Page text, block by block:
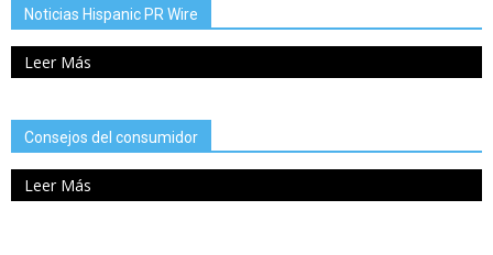
Noticias Hispanic PR Wire
Leer Más
Consejos del consumidor
Leer Más